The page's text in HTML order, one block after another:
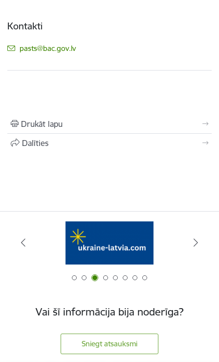
Kontakti
E-pasts:
pasts@bac.gov.lv
Drukāt lapu
Dalīties
Vai šī informācija bija noderīga?
Sniegt atsauksmi